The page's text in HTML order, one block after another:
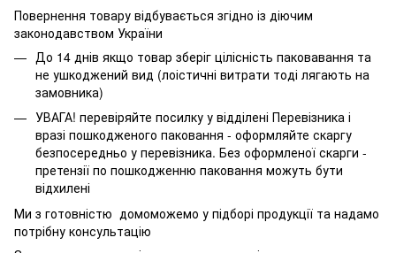
Повернення товару відбувається згідно із діючим
законодавством України
До 14 днів якщо товар зберіг цілісність паковавання та
не ушкоджений вид (лоістичні витрати тоді лягають на
замовника)
УВАГА! перевіряйте посилку у відділені Перевізника і
вразі пошкодженого паковання - оформляйте скаргу
безпосередньо у перевізника. Без оформленої скарги -
претензії по пошкодженню паковання можуть бути
відхилені
Ми з готовністю домоможемо у підборі продукції та надамо
потрібну консультацію